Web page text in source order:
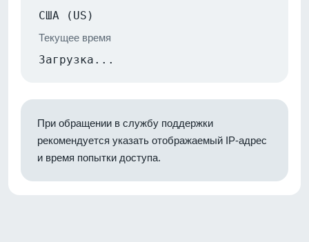
США (US)
Текущее время
Загрузка...
При обращении в службу поддержки
рекомендуется указать отображаемый IP-адрес
и время попытки доступа.